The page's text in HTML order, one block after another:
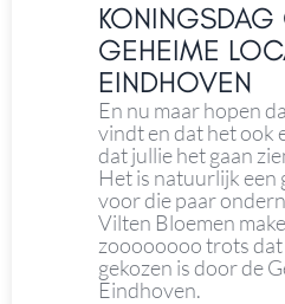
KONINGSDAG
GEHEIME
EINDHOVEN
En nu maar hopen
vindt en dat het ook
dat jullie het gaan
Het is natuurlijk een
voor die paar
Vilten Bloemen
zoooooooo trots
gekozen is door de
Eindhoven.